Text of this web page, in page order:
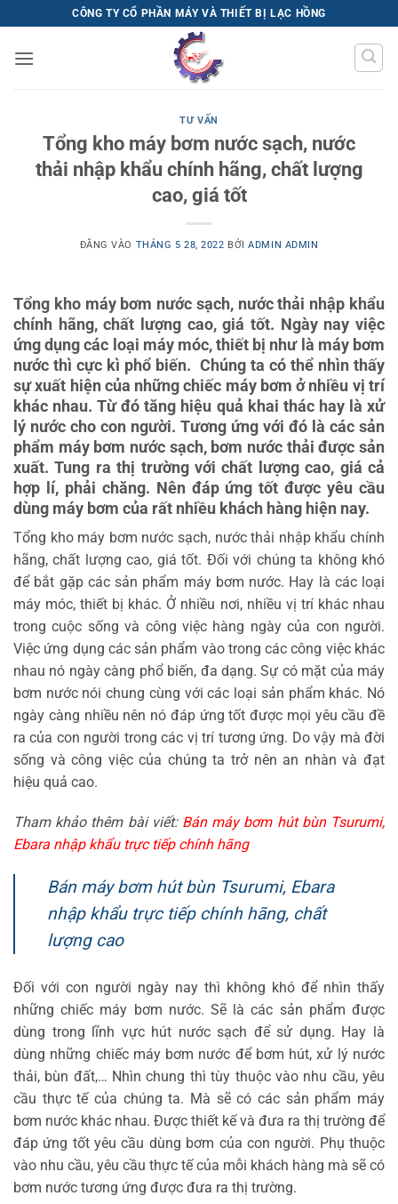
qua
nội
CÔNG TY CỔ PHẦN MÁY VÀ THIẾT BỊ LẠC HỒNG
TƯ VẤN
Tổng kho máy bơm nước sạch, nước
thải nhập khẩu chính hãng, chất lượng
cao, giá tốt
ĐĂNG VÀO THÁNG 5 28, 2022 BỞIADMIN ADMIN
Tổng kho máy bơm nước sạch, nước thải nhập khẩu
chính hãng, chất lượng cao, giá tốt. Ngày nay việc
ứng dụng các loại máy móc, thiết bị như là máy bơm
nước thì cực kì phổ biến. Chúng ta có thể nhìn thấy
sự xuất hiện của những chiếc máy bơm ở nhiều vị trí
khác nhau. Từ đó tăng hiệu quả khai thác hay là xử
lý nước cho con người. Tương ứng với đó là các sản
phẩm máy bơm nước sạch, bơm nước thải được sản
xuất. Tung ra thị trường với chất lượng cao, giá cả
hợp lí, phải chăng. Nên đáp ứng tốt được yêu cầu
dùng máy bơm của rất nhiều khách hàng hiện nay.
Tổng kho máy bơm nước sạch, nước thải nhập khẩu chính
hãng, chất lượng cao, giá tốt. Đối với chúng ta không khó
để bắt gặp các sản phẩm máy bơm nước. Hay là các loại
máy móc, thiết bị khác. Ở nhiều nơi, nhiều vị trí khác nhau
trong cuộc sống và công việc hàng ngày của con người.
Việc ứng dụng các sản phẩm vào trong các công việc khác
nhau nó ngày càng phổ biến, đa dạng. Sự có mặt của máy
bơm nước nói chung cùng với các loại sản phẩm khác. Nó
ngày càng nhiều nên nó đáp ứng tốt được mọi yêu cầu đề
ra của con người trong các vị trí tương ứng. Do vậy mà đời
sống và công việc của chúng ta trở nên an nhàn và đạt
hiệu quả cao.
Tham khảo thêm bài viết: Bán máy bơm hút bùn Tsurumi,
Ebara nhập khẩu trực tiếp chính hãng
Bán máy bơm hút bùn Tsurumi, Ebara
nhập khẩu trực tiếp chính hãng, chất
lượng cao
Đối với con người ngày nay thì không khó để nhìn thấy
những chiếc máy bơm nước. Sẽ là các sản phẩm được
dùng trong lĩnh vực hút nước sạch để sử dụng. Hay là
dùng những chiếc máy bơm nước để bơm hút, xử lý nước
thải, bùn đất,… Nhìn chung thì tùy thuộc vào nhu cầu, yêu
cầu thực tế của chúng ta. Mà sẽ có các sản phẩm máy
bơm nước khác nhau. Được thiết kế và đưa ra thị trường để
đáp ứng tốt yêu cầu dùng bơm của con người. Phụ thuộc
vào nhu cầu, yêu cầu thực tế của mỗi khách hàng mà sẽ có
bơm nước tương ứng được đưa ra thị trường.